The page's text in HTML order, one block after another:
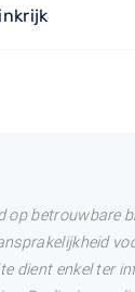
op betrouwbare
dient enkel ter